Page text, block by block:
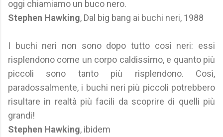
oggi chiamiamo un buco nero.
Stephen Hawking, Dal big bang ai buchi neri, 1988
I buchi neri non sono dopo tutto così neri: essi
risplendono come un corpo caldissimo, e quanto più
piccoli sono tanto più risplendono. Così,
paradossalmente, i buchi neri più piccoli potrebbero
risultare in realtà più facili da scoprire di quelli più
grandi!
Stephen Hawking, ibidem